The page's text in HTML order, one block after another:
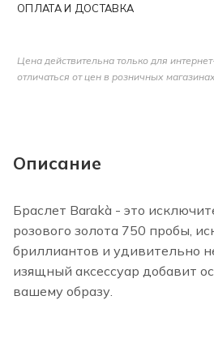
ОПЛАТА И ДОСТАВКА
Цена действительна только для
отличаться от цен в розничных
Описание
Браслет Barakà - это
розового золота 750 пробы,
бриллиантов и удивительно
изящный аксессуар добавит
вашему образу.